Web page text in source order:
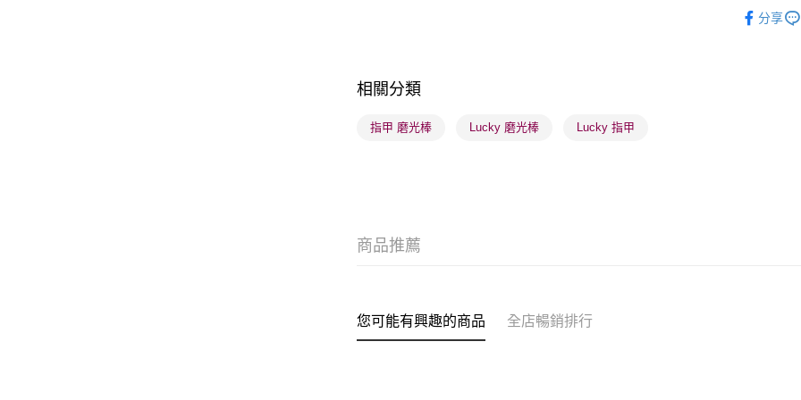
分享
相關分類
指甲 磨光棒 Lucky 磨光棒 Lucky 指甲
商品推薦
您可能有興趣的商品 全店暢銷排行